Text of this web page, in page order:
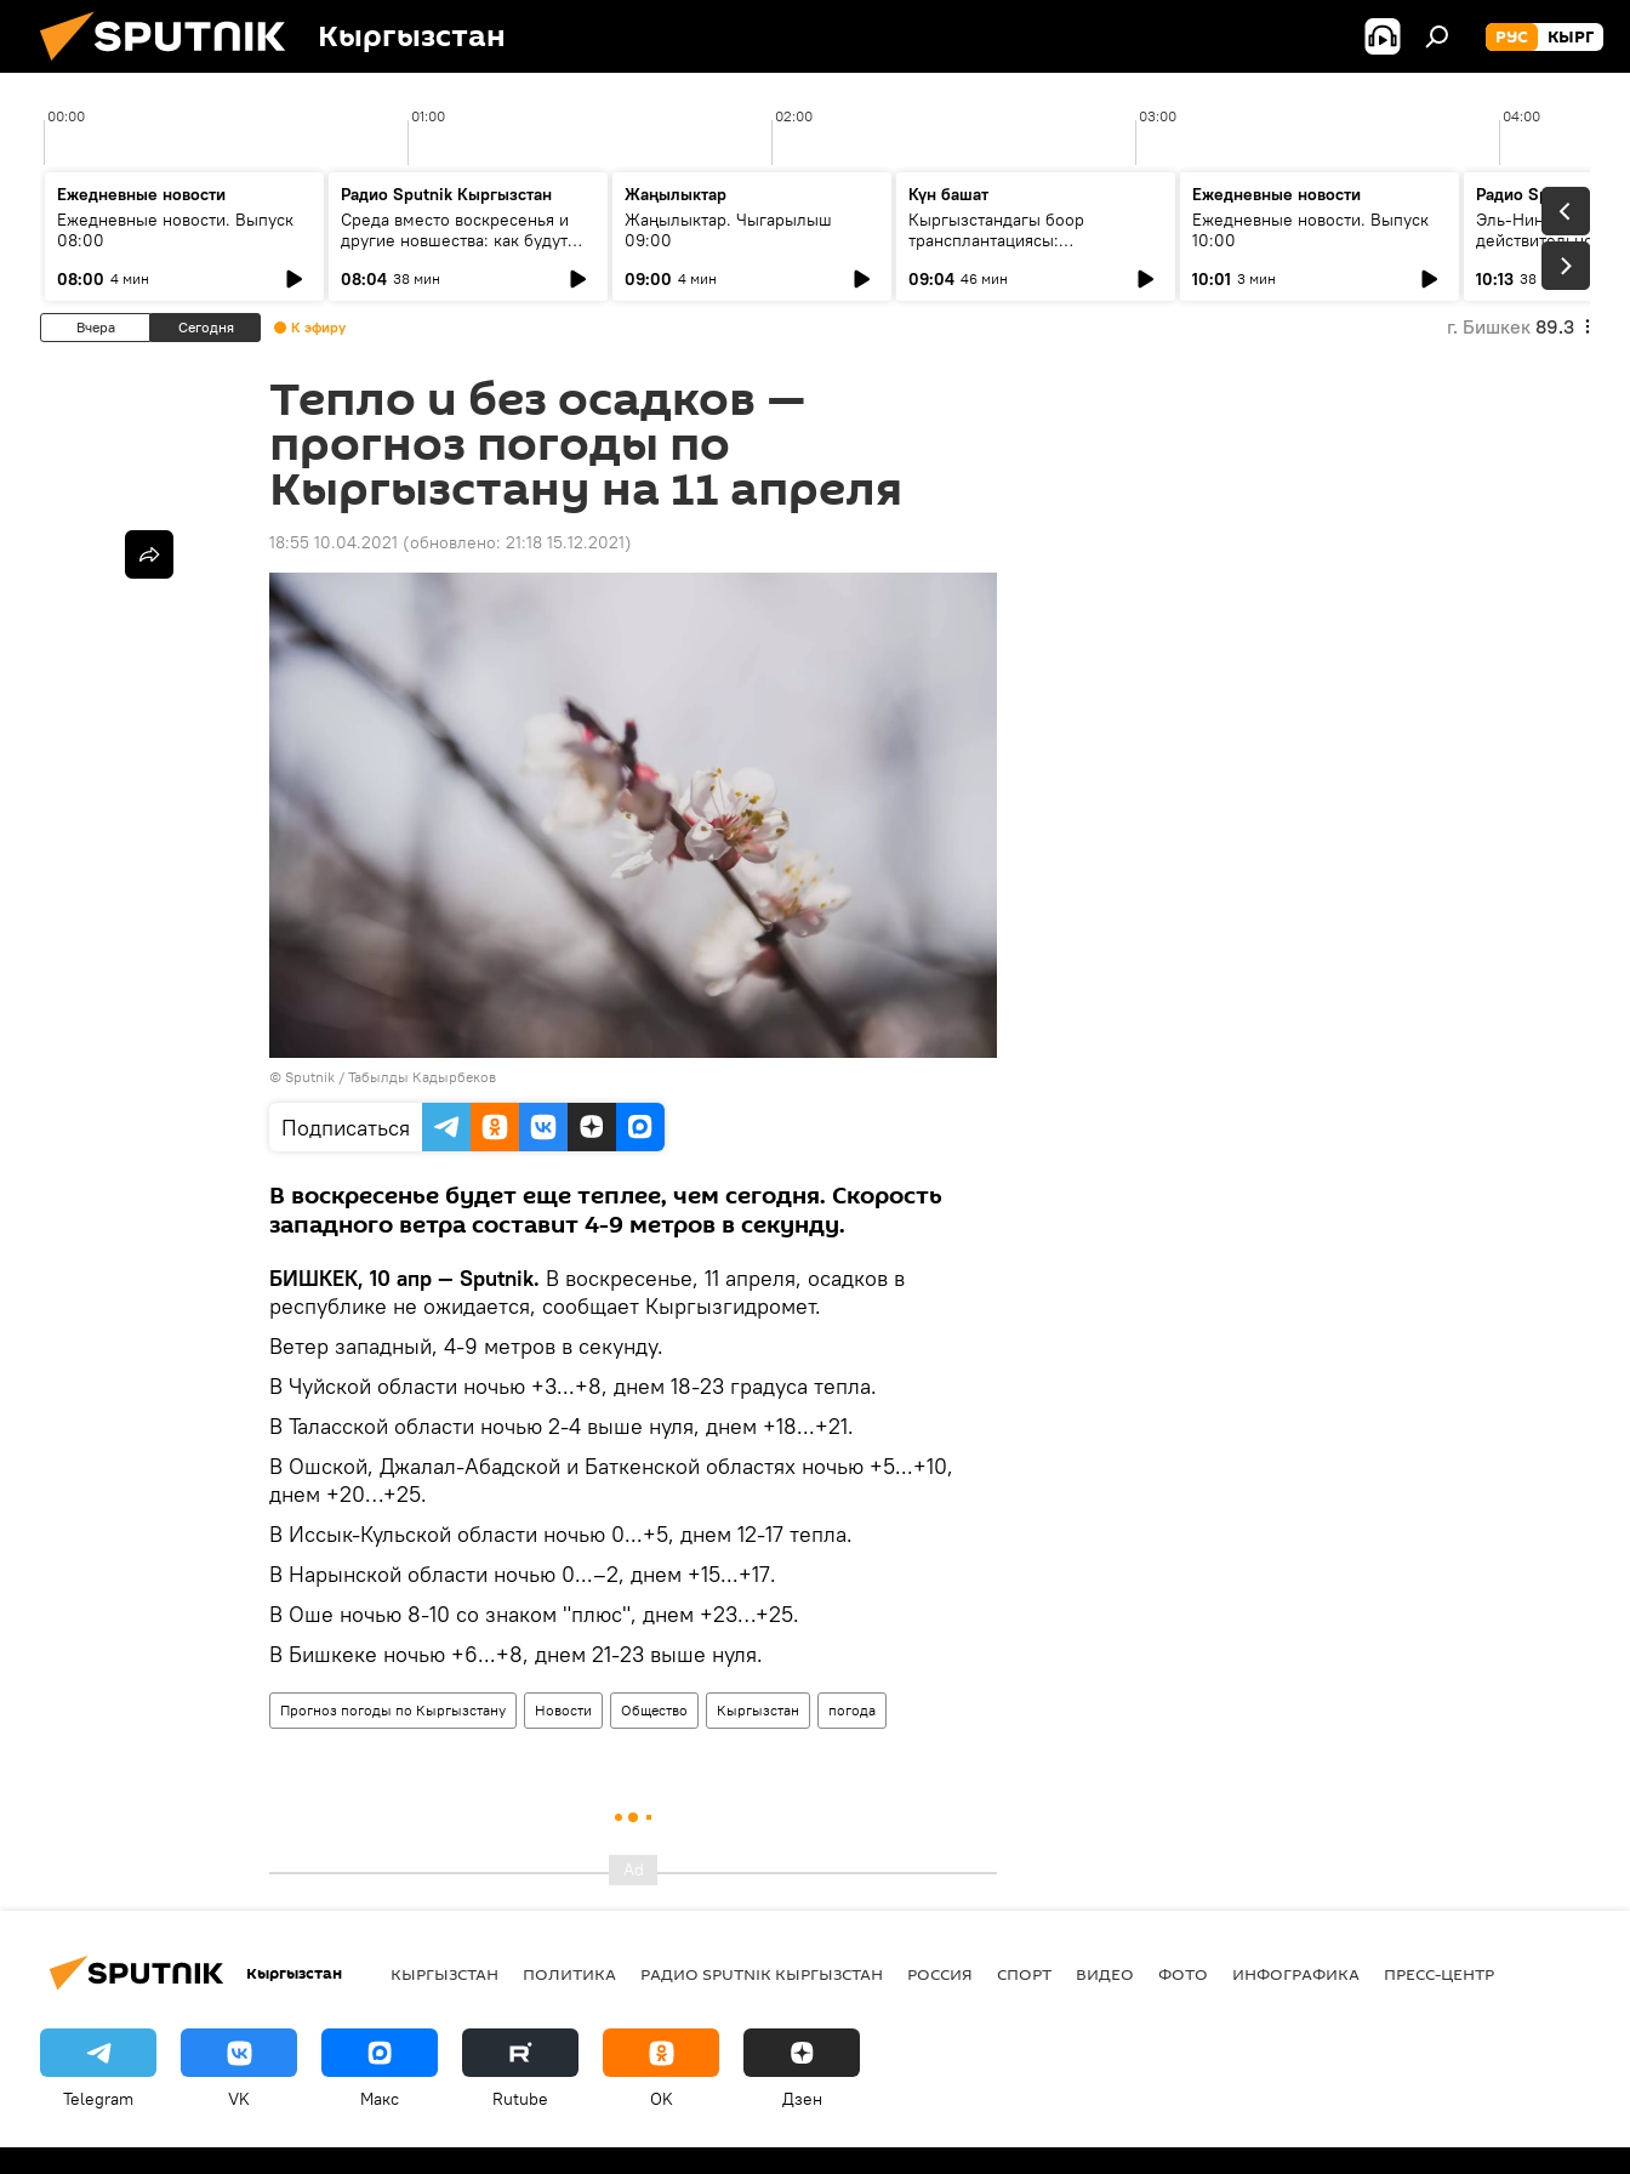
Кыргызстан РУС КЫРГ
00:00 01:00 02:00 03:00 04:00
Ежедневные новости
Ежедневные новости. Выпуск
08:00
08:00 4 мин
Радио Sputnik Кыргызстан
Среда вместо воскресенья и
другие новшества: как будут
08:04 38 мин
Жаңылыктар
Жаңылыктар. Чыгарылыш
09:00
09:00 4 мин
Күн башат
Кыргызстандагы боор
трансплантациясы:
келечеги
09:04 46 мин
Ежедневные новости
Ежедневные новости. Выпуск
10:00
10:01 3 мин
Радио Sputnik
Эль-Ниньо, жара и
действительно
погоду в
10:13 38 мин
Вчера Сегодня К эфиру г. Бишкек 89.3
Тепло и без осадков —
прогноз погоды по
Кыргызстану на 11 апреля
18:55 10.04.2021 (обновлено: 21:18 15.12.2021)
© Sputnik / Табылды Кадырбеков
Подписаться
В воскресенье будет еще теплее, чем сегодня. Скорость
западного ветра составит 4-9 метров в секунду.
БИШКЕК, 10 апр — Sputnik. В воскресенье, 11 апреля, осадков в
республике не ожидается, сообщает Кыргызгидромет.
Ветер западный, 4-9 метров в секунду.
В Чуйской области ночью +3...+8, днем 18-23 градуса тепла.
В Таласской области ночью 2-4 выше нуля, днем +18...+21.
В Ошской, Джалал-Абадской и Баткенской областях ночью +5...+10,
днем +20…+25.
В Иссык-Кульской области ночью 0...+5, днем 12-17 тепла.
В Нарынской области ночью 0...–2, днем +15...+17.
В Оше ночью 8-10 со знаком "плюс", днем +23…+25.
В Бишкеке ночью +6...+8, днем 21-23 выше нуля.
Прогноз погоды по Кыргызстану Новости Общество Кыргызстан погода
Кыргызстан КЫРГЫЗСТАН ПОЛИТИКА РАДИО SPUTNIK КЫРГЫЗСТАН РОССИЯ СПОРТ ВИДЕО ФОТО ИНФОГРАФИКА ПРЕСС-ЦЕНТР
Telegram VK Макс Rutube OK Дзен